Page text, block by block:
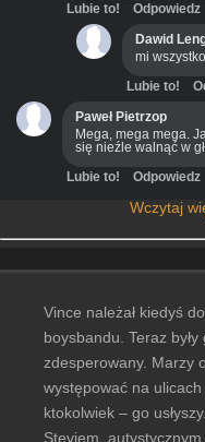
Lubie to! Odpowiedz
Dawid
mi
Lubie to!
Paweł Pietrzop
Mega, mega mega.
się nieźle walnąć w
Lubie to! Odpowiedz
Wczytaj
Vince należał kiedyś
boysbandu. Teraz
zdesperowany. Marzy
występować na
ktokolwiek – go
Steviem,